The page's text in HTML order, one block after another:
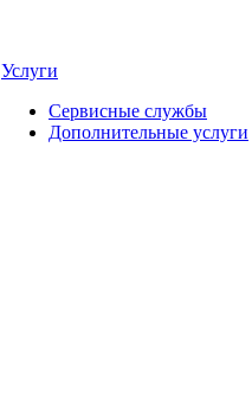
Услуги
Сервисные службы
Дополнительные услуги